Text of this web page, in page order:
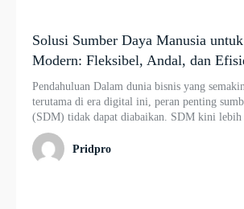
Solusi Sumber Daya Manusia
Modern: Fleksibel, Andal, dan
Pendahuluan Dalam dunia bisnis yang
terutama di era digital ini, peran penting
(SDM) tidak dapat diabaikan. SDM kini lebih
Pridpro